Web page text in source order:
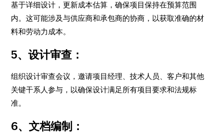
基于详细设计，更新成本估算，确保项目保持在预算范围
内。这可能涉及与供应商和承包商的协商，以获取准确的材
料和劳动力成本。
5、设计审查：
组织设计审查会议，邀请项目经理、技术人员、客户和其他
关键干系人参与，以确保设计满足所有项目要求和法规标
准。
6、文档编制：